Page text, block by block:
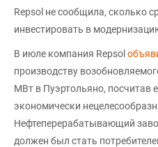
Repsol не сообщила, сколько
инвестировать в
В июле компания Repsol
производству
МВт в Пуэртольяно, посчитав
экономически
Нефтеперерабатывающий
должен был стать